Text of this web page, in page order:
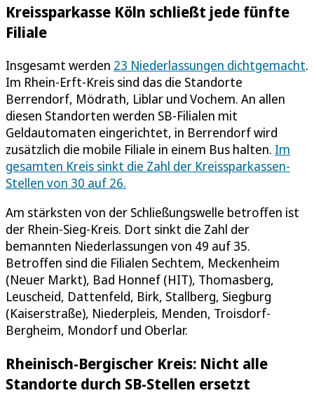
Kreissparkasse Köln schließt jede fünfte
Filiale
Insgesamt werden 23 Niederlassungen dichtgemacht.
Im Rhein-Erft-Kreis sind das die Standorte
Berrendorf, Mödrath, Liblar und Vochem. An allen
diesen Standorten werden SB-Filialen mit
Geldautomaten eingerichtet, in Berrendorf wird
zusätzlich die mobile Filiale in einem Bus halten. Im
gesamten Kreis sinkt die Zahl der Kreissparkassen-
Stellen von 30 auf 26.
Am stärksten von der Schließungswelle betroffen ist
der Rhein-Sieg-Kreis. Dort sinkt die Zahl der
bemannten Niederlassungen von 49 auf 35.
Betroffen sind die Filialen Sechtem, Meckenheim
(Neuer Markt), Bad Honnef (HIT), Thomasberg,
Leuscheid, Dattenfeld, Birk, Stallberg, Siegburg
(Kaiserstraße), Niederpleis, Menden, Troisdorf-
Bergheim, Mondorf und Oberlar.
Rheinisch-Bergischer Kreis: Nicht alle
Standorte durch SB-Stellen ersetzt